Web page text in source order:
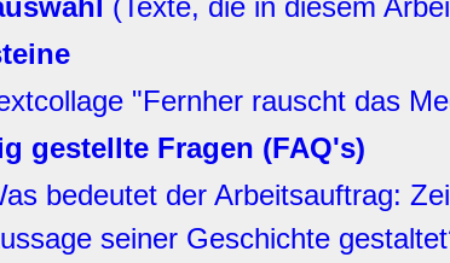
(Texte, die in diesem
"Fernher rauscht das
gestellte Fragen (FAQ's)
bedeutet der Arbeitsauftrag:
seiner Geschichte